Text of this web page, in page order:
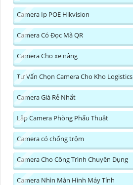
Camera Ip POE Hikvision
Camera Có Đọc Mã QR
Camera Cho xe nâng
Tư Vấn Chọn Camera Cho Kho Logistics
Camera Giá Rẻ Nhất
Lắp Camera Phòng Phẩu Thuật
Camera có chống trộm
Camera Cho Công Trình Chuyên Dụng
Camera Nhìn Màn Hình Máy Tính